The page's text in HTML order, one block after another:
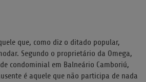
que, como diz o ditado popular,
Segundo o proprietário da Omega,
condominial em Balneário Camboriú,
é aquele que não participa de nada